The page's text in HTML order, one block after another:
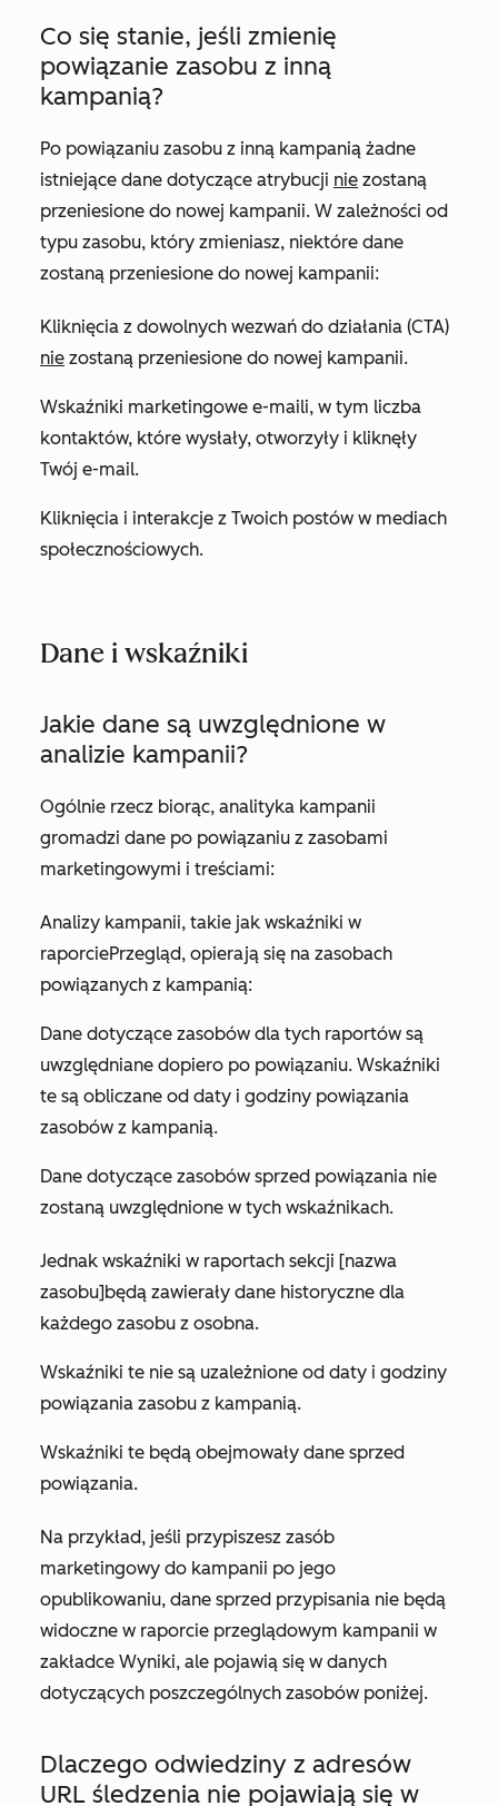
Co się stanie, jeśli zmienię
powiązanie zasobu z inną
kampanią?
Po powiązaniu zasobu z inną kampanią żadne
istniejące dane dotyczące atrybucji nie zostaną
przeniesione do nowej kampanii. W zależności od
typu zasobu, który zmieniasz, niektóre dane
zostaną przeniesione do nowej kampanii:
Kliknięcia z dowolnych wezwań do działania (CTA)
nie zostaną przeniesione do nowej kampanii.
Wskaźniki marketingowe e-maili, w tym liczba
kontaktów, które wysłały, otworzyły i kliknęły
Twój e-mail.
Kliknięcia i interakcje z Twoich postów w mediach
społecznościowych.
Dane i wskaźniki
Jakie dane są uwzględnione w
analizie kampanii?
Ogólnie rzecz biorąc, analityka kampanii
gromadzi dane po powiązaniu z zasobami
marketingowymi i treściami:
Analizy kampanii, takie jak wskaźniki w
raporciePrzegląd, opierają się na zasobach
powiązanych z kampanią:
Dane dotyczące zasobów dla tych raportów są
uwzględniane dopiero po powiązaniu. Wskaźniki
te są obliczane od daty i godziny powiązania
zasobów z kampanią.
Dane dotyczące zasobów sprzed powiązania nie
zostaną uwzględnione w tych wskaźnikach.
Jednak wskaźniki w raportach sekcji [nazwa
zasobu]będą zawierały dane historyczne dla
każdego zasobu z osobna.
Wskaźniki te nie są uzależnione od daty i godziny
powiązania zasobu z kampanią.
Wskaźniki te będą obejmowały dane sprzed
powiązania.
Na przykład, jeśli przypiszesz zasób
marketingowy do kampanii po jego
opublikowaniu, dane sprzed przypisania nie będą
widoczne w raporcie przeglądowym kampanii w
zakładce Wyniki, ale pojawią się w danych
dotyczących poszczególnych zasobów poniżej.
Dlaczego odwiedziny z adresów
URL śledzenia nie pojawiają się w